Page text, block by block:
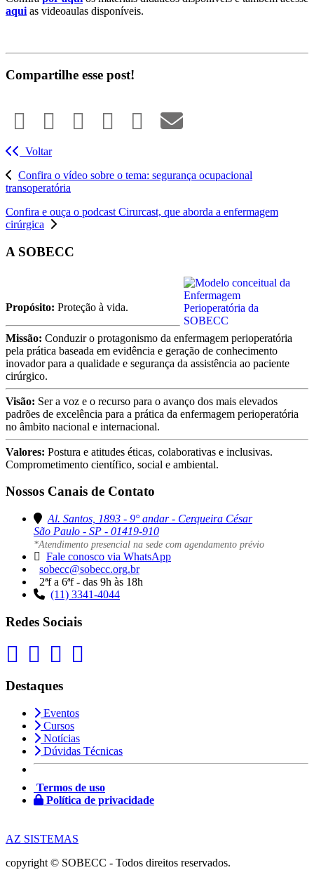
aqui as videoaulas disponíveis.
Compartilhe esse post!
Voltar
Confira o vídeo sobre o tema: segurança ocupacional
transoperatória
Confira e ouça o podcast Cirurcast, que aborda a enfermagem
cirúrgica
A SOBECC
Propósito: Proteção à vida.
Missão: Conduzir o protagonismo da enfermagem perioperatória
pela prática baseada em evidência e geração de conhecimento
inovador para a qualidade e segurança da assistência ao paciente
cirúrgico.
Visão: Ser a voz e o recurso para o avanço dos mais elevados
padrões de excelência para a prática da enfermagem perioperatória
no âmbito nacional e internacional.
Valores: Postura e atitudes éticas, colaborativas e inclusivas.
Comprometimento científico, social e ambiental.
Nossos Canais de Contato
Al. Santos, 1893 - 9° andar - Cerqueira César
São Paulo - SP - 01419-910
*Atendimento presencial na sede com agendamento prévio
Fale conosco via WhatsApp
sobecc@sobecc.org.br
2ªf a 6ªf - das 9h às 18h
(11) 3341-4044
Redes Sociais
Destaques
Eventos
Cursos
Notícias
Dúvidas Técnicas
Termos de uso
Política de privacidade
AZ SISTEMAS
copyright © SOBECC - Todos direitos reservados.